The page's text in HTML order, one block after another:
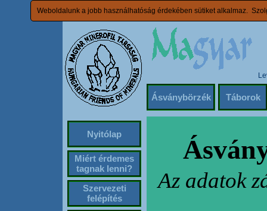
Weboldalunk a jobb használhatóság érdekében sütiket alkalmaz.
Ásványbörzék Táborok
Nyitólap
Miért érdemes
tagnak lenni?
Szervezeti
felépítés
Az adatok